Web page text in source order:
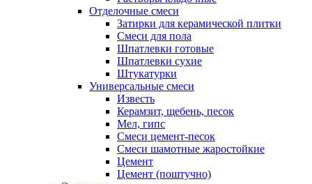
Отделочные смеси
Затирки для керамической плитки
Смеси для пола
Шпатлевки готовые
Шпатлевки сухие
Штукатурки
Универсальные смеси
Известь
Керамзит, щебень, песок
Мел, гипс
Смеси цемент-песок
Смеси шамотные жаростойкие
Цемент
Цемент (поштучно)